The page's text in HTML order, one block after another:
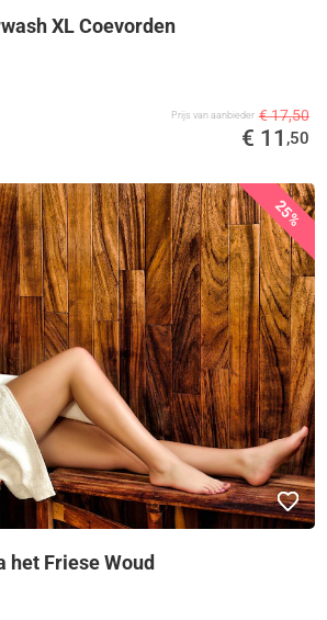
XL Coevorden
Prijs van aanbieder € 17,50
€ 11 ,50
25%
het Friese Woud